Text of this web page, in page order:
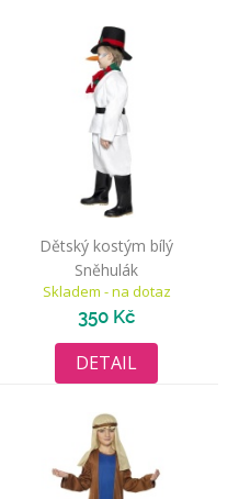
Dětský kostým bílý
Sněhulák
Skladem - na dotaz
350 Kč
DETAIL